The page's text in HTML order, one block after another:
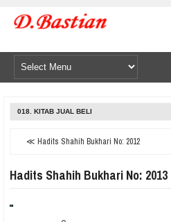
018. KITAB JUAL BELI
≪ Hadits Shahih Bukhari No: 2012
Hadits Shahih Bukhari No: 2013